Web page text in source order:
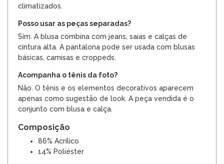
climatizados.
Posso usar as peças separadas?
Sim. A blusa combina com jeans, saias e calças de
cintura alta. A pantalona pode ser usada com blusas
básicas, camisas e croppeds.
Acompanha o tênis da foto?
Não. O tênis e os elementos decorativos aparecem
apenas como sugestão de look. A peça vendida é o
conjunto com blusa e calça.
Composição
86% Acrílico
14% Poliéster